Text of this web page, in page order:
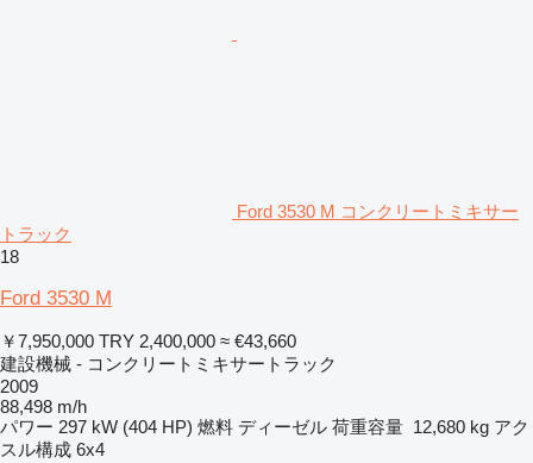
Ford 3530 M コンクリートミキサー
トラック
18
Ford 3530 M
￥7,950,000 TRY 2,400,000 ≈ €43,660
建設機械 - コンクリートミキサートラック
2009
88,498 m/h
パワー 297 kW (404 HP) 燃料 ディーゼル 荷重容量 12,680 kg アク
スル構成 6x4